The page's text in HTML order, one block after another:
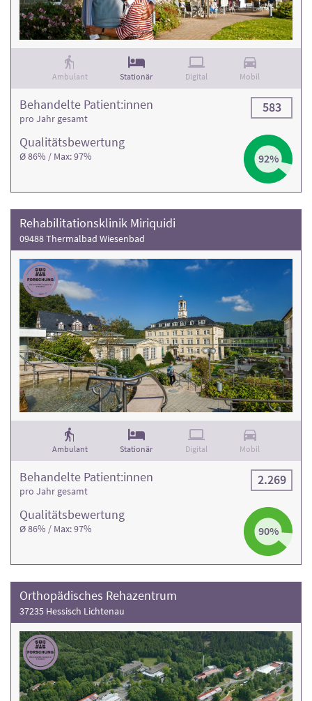
Informationen und die Kontaktdaten finden Sie in den
jeweiligen Klinikprofilen.
Ambulant Stationär Digital Mobil
Qualitäts­bewertung
Ø 86% / Max: 97% 92%
Behandelte Patient:innen
pro Jahr gesamt
583
Rehabilitationsklinik Miriquidi
09488 Thermalbad Wiesenbad
Ambulant Stationär Digital Mobil
Qualitäts­bewertung
Ø 86% / Max: 97% 90%
Behandelte Patient:innen
pro Jahr gesamt
2.269
Orthopädisches Rehazentrum
37235 Hessisch Lichtenau